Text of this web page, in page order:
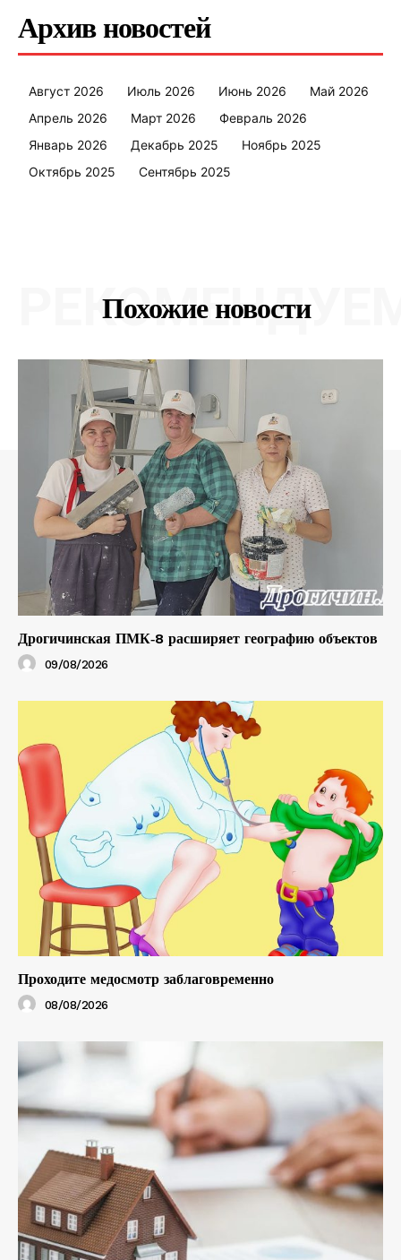
Редакция "ДВ"
Наша гісторыя
Контакты
Правила использования материалов
Архив новостей
Август 2026 Июль 2026 Июнь 2026
Май 2026
Апрель 2026
Март 2026
Февраль 2026
Январь 2026
Декабрь 2025
Ноябрь 2025
Октябрь 2025
Сентябрь 2025
Похожие новости
Дрогичинская ПМК‑8 расширяет географию объектов
09/08/2026
Проходите медосмотр заблаговременно
08/08/2026